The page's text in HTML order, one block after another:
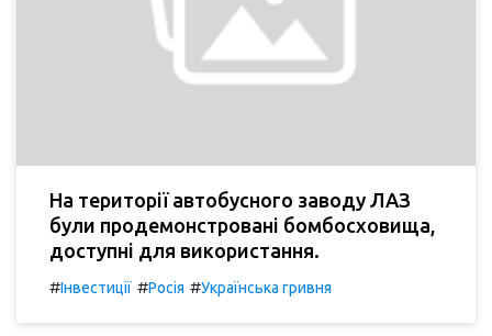
На території автобусного заводу ЛАЗ
були продемонстровані бомбосховища,
доступні для використання.
#Інвестиції #Росія #Українська гривня